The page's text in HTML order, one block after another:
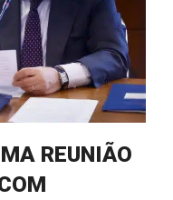
REUNIÃO